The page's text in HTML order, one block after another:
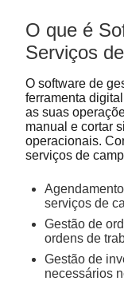
O que é
Serviços
O software de
ferramenta
as suas
manual e cortar
operacionais.
serviços de
serviços de
Gestão de
ordens de
Gestão de
necessários